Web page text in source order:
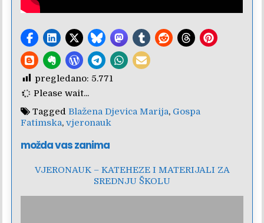
pregledano: 5.771
Please wait...
TaggedBlažena Djevica Marija, Gospa
Fatimska,vjeronauk
možda vas zanima
VJERONAUK – KATEHEZE I MATERIJALI ZA
SREDNJU ŠKOLU